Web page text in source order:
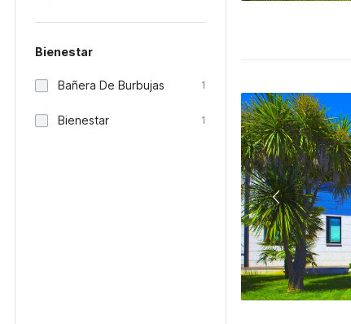
Bienestar
Bañera De Burbujas 1
Bienestar 1